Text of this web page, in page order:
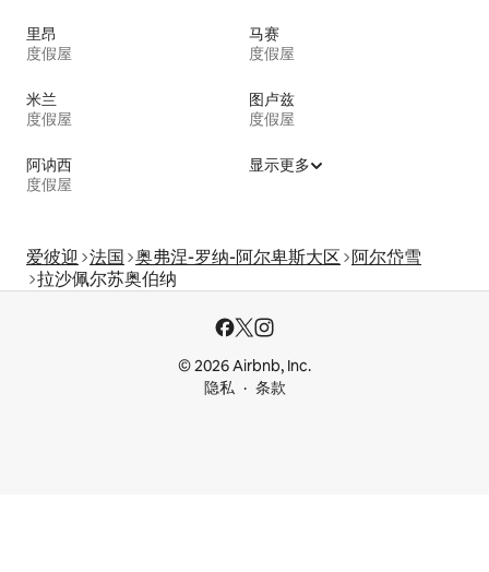
里昂
度假屋
马赛
度假屋
米兰
度假屋
图卢兹
度假屋
阿讷西
度假屋
显示更多
爱彼迎 法国 奥弗涅-罗纳-阿尔卑斯大区 阿尔岱雪
拉沙佩尔苏奥伯纳
© 2026 Airbnb, Inc.
隐私
条款